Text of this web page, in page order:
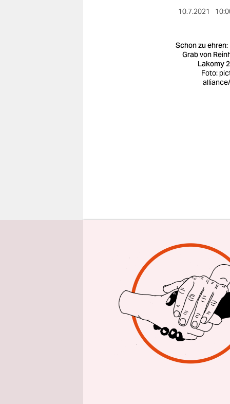
10.7.2021
Schon zu ehren:
Grab von
Lakomy
Foto:
A m
Die
Diktatur